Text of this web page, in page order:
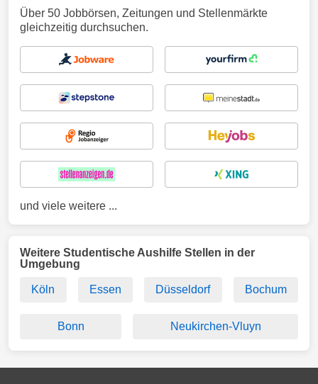
Über 50 Jobbörsen, Zeitungen und Stellenmärkte
gleichzeitig durchsuchen.
und viele weitere ...
Weitere Studentische Aushilfe Stellen in der
Umgebung
Köln Essen Düsseldorf Bochum
Bonn Neukirchen-Vluyn